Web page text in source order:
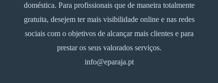
doméstica. Para profissionais que de maneira totalmente
gratuita, desejem ter mais visibilidade online e nas redes
sociais com o objetivos de alcançar mais clientes e para
prestar os seus valorados serviços.
info@eparaja.pt